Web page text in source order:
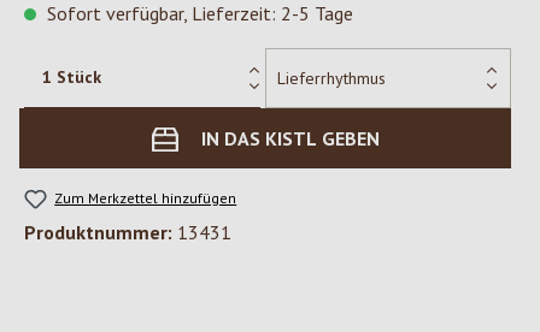
Sofort verfügbar, Lieferzeit: 2-5 Tage
IN DAS KISTL GEBEN
Zum Merkzettel hinzufügen
Produktnummer: 13431